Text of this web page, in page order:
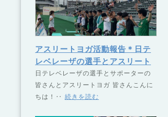
アスリートヨガ活動報告＊日テ
レベレーザの選手とアスリート
ヨガ | 山梨県甲府市・昭和町の
ヨガスクール TSUNAGU（つ
なぐ）
日テレベレーザの選手とサポーターの
皆さんとアスリートヨガ 皆さんこんに
ちは！‥ 続きを読む